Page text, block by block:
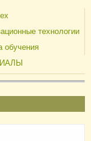
технологии
обучения